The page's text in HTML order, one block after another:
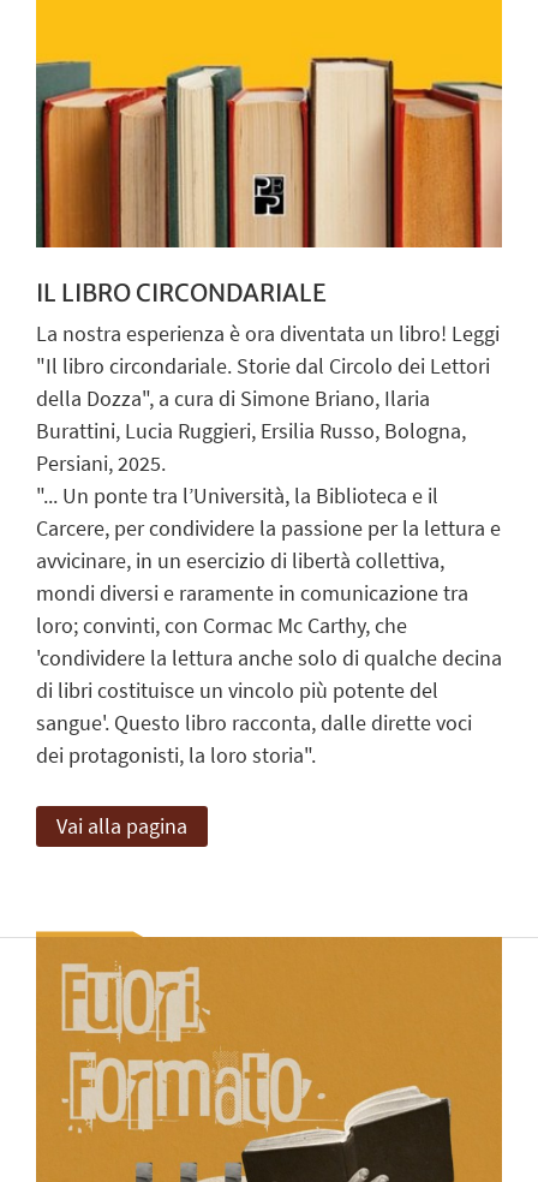
IL LIBRO CIRCONDARIALE
La nostra esperienza è ora diventata un libro! Leggi
"Il libro circondariale. Storie dal Circolo dei Lettori
della Dozza", a cura di Simone Briano, Ilaria
Burattini, Lucia Ruggieri, Ersilia Russo, Bologna,
Persiani, 2025.
"... Un ponte tra l’Università, la Biblioteca e il
Carcere, per condividere la passione per la lettura e
avvicinare, in un esercizio di libertà collettiva,
mondi diversi e raramente in comunicazione tra
loro; convinti, con Cormac Mc Carthy, che
'condividere la lettura anche solo di qualche decina
di libri costituisce un vincolo più potente del
sangue'. Questo libro racconta, dalle dirette voci
dei protagonisti, la loro storia".
Vai alla pagina